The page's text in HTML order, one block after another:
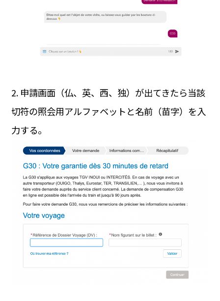
2. 申請画面（仏、英、西、独）が出てきたら当該
切符の照会用アルファベットと名前（苗字）を入
力する。